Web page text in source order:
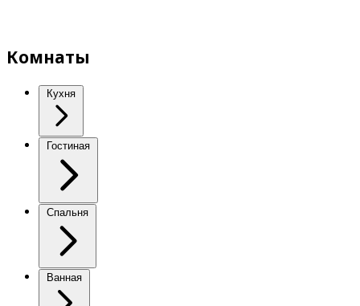
Комнаты
Кухня
Гостиная
Спальня
Ванная